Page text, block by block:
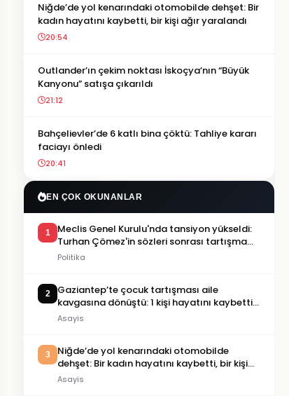
Niğde’de yol kenarındaki otomobilde dehşet: Bir
kadın hayatını kaybetti, bir kişi ağır yaralandı
20:54
Outlander’ın çekim noktası İskoçya’nın “Büyük
Kanyonu” satışa çıkarıldı
21:12
Bahçelievler’de 6 katlı bina çöktü: Tahliye kararı
faciayı önledi
20:41
EN ÇOK OKUNANLAR
1
Meclis Genel Kurulu'nda tansiyon yükseldi:
Turhan Çömez'in sözleri sonrası tartışma
çıktı
Politika
2
Gaziantep’te çocuk tartışması aile
kavgasına dönüştü: 1 kişi hayatını kaybetti,
5 kişi yaralandı
Asayis
3
Niğde’de yol kenarındaki otomobilde
dehşet: Bir kadın hayatını kaybetti, bir kişi
ağır yaralandı
Asayis